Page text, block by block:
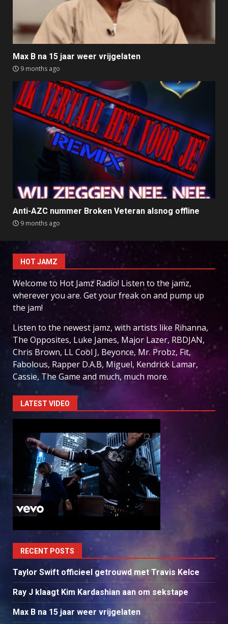
Max B na 15 jaar weer vrijgelaten
9 months ago
Anti-AZC nummer Broken Veteran alsnog offline
9 months ago
HOT JAMZ
Welcome to Hot Jamz Radio! Listen to the jamz,
wherever you are. Get your freak on and pump up
the jam!
Listen to the newest jamz, with artists like Rihanna,
The Opposites, Luke James, Major Lazer, RBDJAN,
Chris Brown, LL Cool J, Beyonce, Mr. Probz, Fit,
Fabolous, Rapper D.A.B, Miguel, Kendrick Lamar,
Cassie, The Game and much, much more.
LATEST VIDEO
RECENT POSTS
Taylor Swift officieel getrouwd met Travis Kelce
Ray J klaagt Kim Kardashian aan om sekstape
Max B na 15 jaar weer vrijgelaten